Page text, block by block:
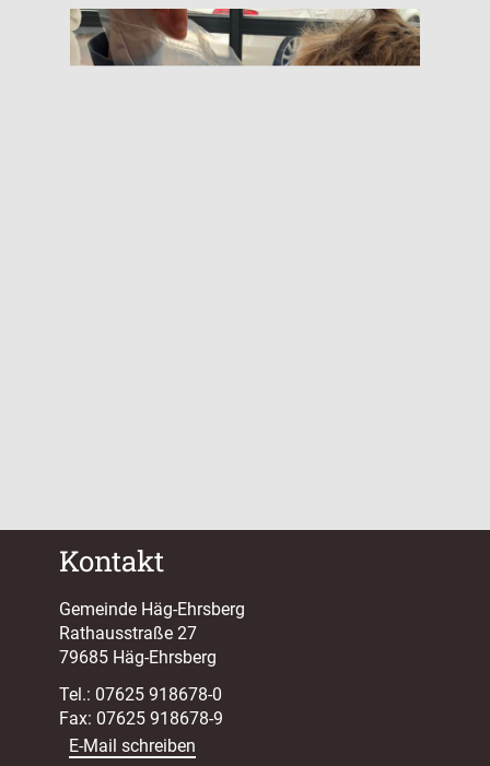
Kontakt
Gemeinde Häg-Ehrsberg
Rathausstraße 27
79685 Häg-Ehrsberg
Tel.: 07625 918678-0
Fax: 07625 918678-9
E-Mail schreiben